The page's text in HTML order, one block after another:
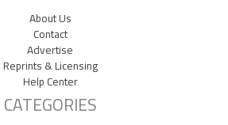
About Us
Contact
Advertise
Reprints & Licensing
Help Center
CATEGORIES